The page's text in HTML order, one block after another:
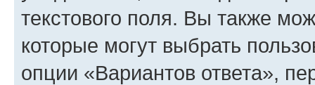
текстового поля. Вы также
которые могут выбрать
опции «Вариантов ответа»,